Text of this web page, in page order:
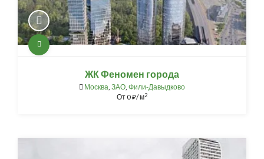
ЖК Феномен города
Москва, ЗАО, Фили-Давыдково
От0⃏/ м2